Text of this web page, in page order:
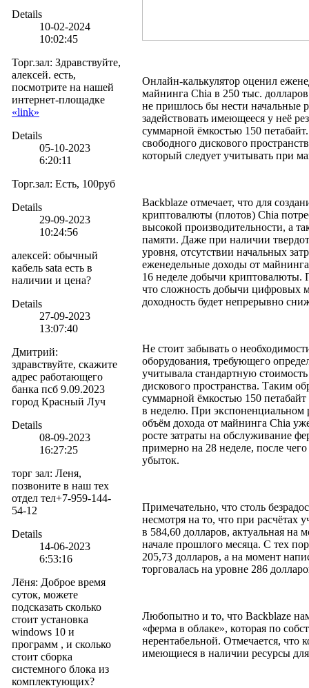
Details
10-02-2024
10:02:45
Торг.зал: Здравствуйте,
алексей. есть,
посмотрите на нашей
интернет-площадке
«link»
Details
05-10-2023
6:20:11
Торг.зал: Есть, 100руб
Details
29-09-2023
10:24:56
алексей: обычный
кабель sata есть в
наличии и цена?
Details
27-09-2023
13:07:40
Дмитрий:
здравствуйте, скажите
адрес работающего
банка псб 9.09.2023
город Красный Луч
Details
08-09-2023
16:27:25
торг зал: Леня,
позвоните в наш тех
отдел тел+7-959-144-
54-12
Details
14-06-2023
6:53:16
Лёня: Доброе время
суток, можете
подсказать сколько
стоит установка
windows 10 и
программ , и сколько
стоит сборка
системного блока из
комплектующих?
Онлайн-калькулятор оценил
майнинга Chia в 250 тыс.
не пришлось бы нести начальные
задействовать имеющееся у неё
суммарной ёмкостью 150
свободного дискового
который следует учитывать при
Backblaze отмечает, что для
криптовалюты (плотов) Chia
высокой производительности, а
памяти. Даже при наличии
уровня, отсутствии начальных
еженедельные доходы от
16 неделе добычи криптовалюты.
что сложность добычи цифровых
доходность будет непрерывно
Не стоит забывать о
оборудования, требующего
учитывала стандартную
дискового пространства. Таким
суммарной ёмкостью 150 петабайт
в неделю. При экспоненциальном
объём дохода от майнинга Chia
росте затраты на обслуживание
примерно на 28 неделе, после
убыток.
Примечательно, что столь
несмотря на то, что при расчётах
в 584,60 долларов, актуальная на
начале прошлого месяца. С тех
205,73 долларов, а на момент
торговалась на уровне 286
Любопытно и то, что Backblaze
«ферма в облаке», которая по
нерентабельной. Отмечается, что
имеющиеся в наличии ресурсы